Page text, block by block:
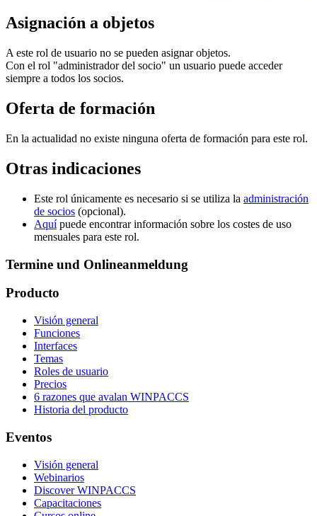
Asignación a objetos
A este rol de usuario no se pueden asignar objetos.
Con el rol "administrador del socio" un usuario puede acceder
siempre a todos los socios.
Oferta de formación
En la actualidad no existe ninguna oferta de formación para este rol.
Otras indicaciones
Este rol únicamente es necesario si se utiliza la administración
de socios (opcional).
Aquípuede encontrar información sobre los costes de uso
mensuales para este rol.
Termine und Onlineanmeldung
Producto
Visión general
Funciones
Interfaces
Temas
Roles de usuario
Precios
6 razones que avalan WINPACCS
Historia del producto
Eventos
Visión general
Webinarios
Discover WINPACCS
Capacitaciones